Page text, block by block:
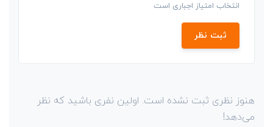
انتخاب امتیاز اجباری است
ثبت نظر
هنوز نظری ثبت نشده است. اولین نفری باشید که نظر
می‌دهد!